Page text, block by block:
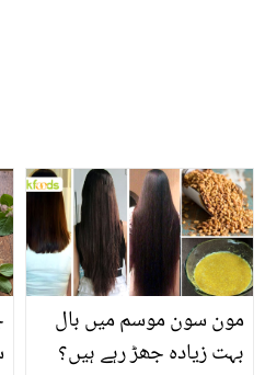
مون سون موسم میں بال
بہت زیادہ جھڑ رہے ہیں؟